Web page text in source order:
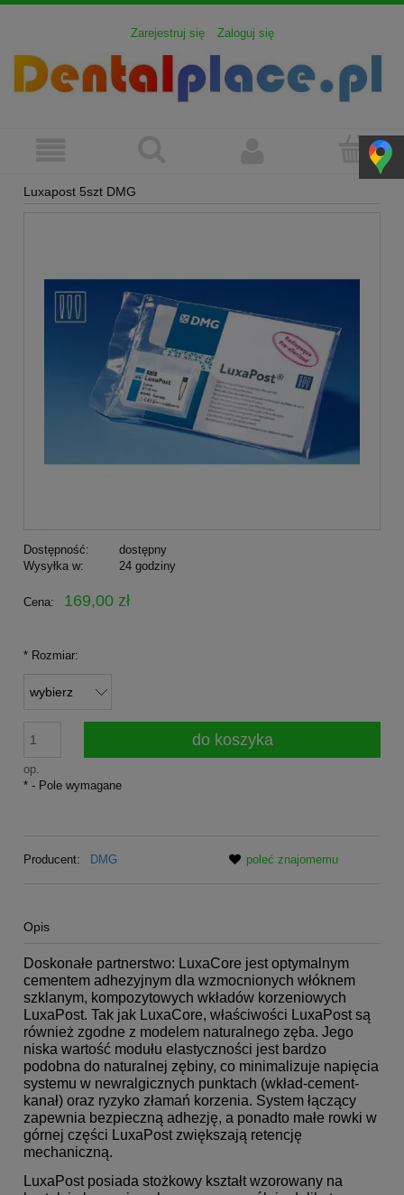
Zarejestruj się Zaloguj się
Luxapost 5szt DMG
Dostępność:
dostępny
Wysyłka w:
24 godziny
Cena: 169,00 zł
* Rozmiar:
op.
do koszyka
* - Pole wymagane
Producent: DMG poleć znajomemu
Opis
Doskonałe partnerstwo: LuxaCore jest optymalnym
cementem adhezyjnym dla wzmocnionych włóknem
szklanym, kompozytowych wkładów korzeniowych
LuxaPost. Tak jak LuxaCore, właściwości LuxaPost są
również zgodne z modelem naturalnego zęba. Jego
niska wartość modułu elastyczności jest bardzo
podobna do naturalnej zębiny, co minimalizuje napięcia
systemu w newralgicznych punktach (wkład-cement-
kanał) oraz ryzyko złamań korzenia. System łączący
zapewnia bezpieczną adhezję, a ponadto małe rowki w
górnej części LuxaPost zwiększają retencję
mechaniczną.
LuxaPost posiada stożkowy kształt wzorowany na